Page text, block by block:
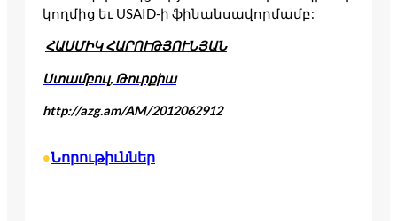
կողմից եւ USAID-ի ֆինանսավորմամբ:
ՀԱՍՄԻԿ ՀԱՐՈՒԹՅՈՒՆՅԱՆ
Ստամբուլ, Թուրքիա
http://azg.am/AM/2012062912
•Նորութիւններ